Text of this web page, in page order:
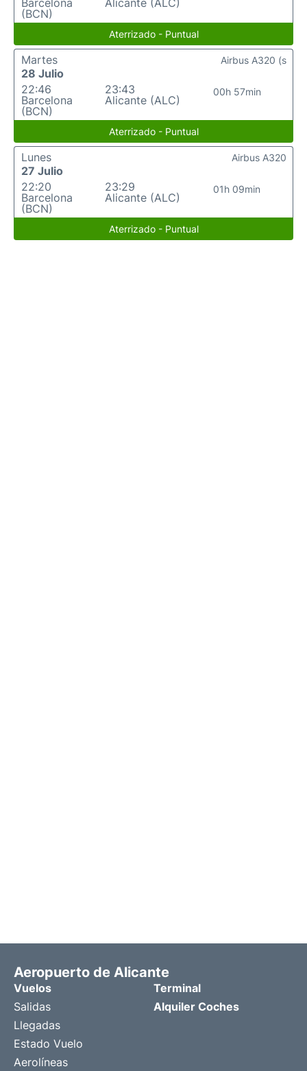
Barcelona
(BCN)
Alicante (ALC)
Aterrizado - Puntual
Martes
28 Julio
22:46
Barcelona
(BCN)
23:43
Alicante (ALC)
00h 57min
Airbus A320 (s
Aterrizado - Puntual
Lunes
27 Julio
22:20
Barcelona
(BCN)
23:29
Alicante (ALC)
01h 09min
Airbus A320
Aterrizado - Puntual
Aeropuerto de Alicante
Vuelos
Salidas
Llegadas
Estado Vuelo
Aerolíneas
Terminal
Alquiler Coches